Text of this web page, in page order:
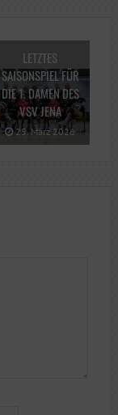
LETZTES
SAISONSPIEL FÜR
DIE 1. DAMEN DES
VSV JENA
25. März 2026